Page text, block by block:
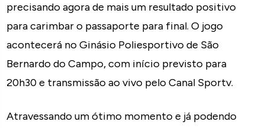
precisando agora de mais um resultado positivo
para carimbar o passaporte para final. O jogo
acontecerá no Ginásio Poliesportivo de São
Bernardo do Campo, com início previsto para
20h30 e transmissão ao vivo pelo Canal Sportv.
Atravessando um ótimo momento e já podendo